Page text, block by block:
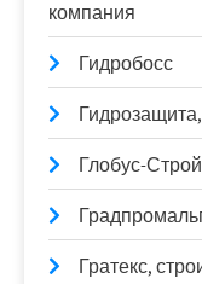
компания
Гидробосс
Глобус-
Гратекс,